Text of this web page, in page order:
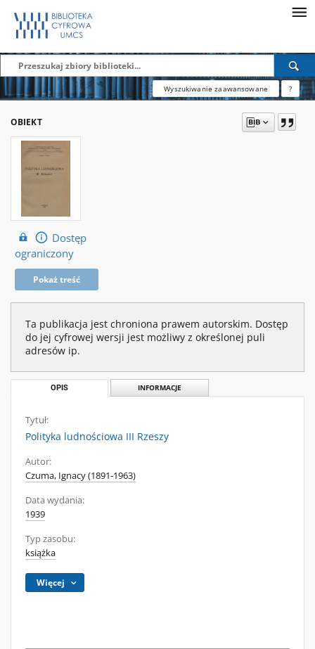
Wyszukiwanie zaawansowane ?
OBIEKT
Dostęp
ograniczony
Pokaż treść
Ta publikacja jest chroniona prawem autorskim. Dostęp
do jej cyfrowej wersji jest możliwy z określonej puli
adresów ip.
OPIS INFORMACJE
Tytuł:
Polityka ludnościowa III Rzeszy
Autor:
Czuma, Ignacy (1891-1963)
Data wydania:
1939
Typ zasobu:
książka
Więcej